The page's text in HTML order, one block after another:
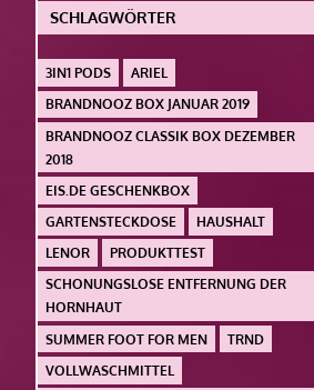
SCHLAGWÖRTER
3IN1 PODS
ARIEL
BRANDNOOZ BOX JANUAR 2019
BRANDNOOZ CLASSIK BOX DEZEMBER
2018
EIS.DE GESCHENKBOX
GARTENSTECKDOSE
HAUSHALT
LENOR
PRODUKTTEST
SCHONUNGSLOSE ENTFERNUNG DER
HORNHAUT
SUMMER FOOT FOR MEN
TRND
VOLLWASCHMITTEL